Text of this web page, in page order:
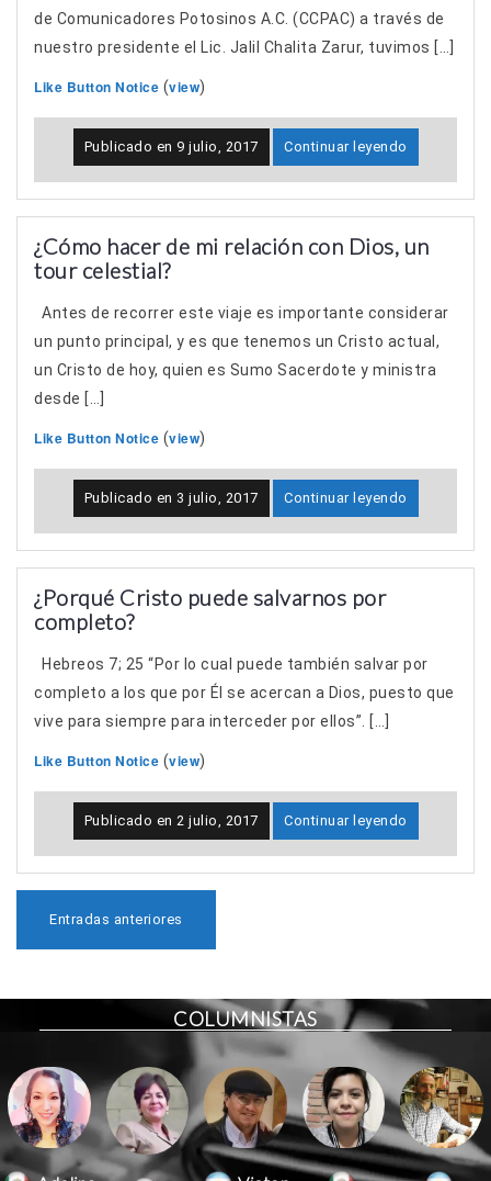
de Comunicadores Potosinos A.C. (CCPAC) a través de
nuestro presidente el Lic. Jalil Chalita Zarur, tuvimos […]
Like Button Notice (view)
Publicado en 9 julio, 2017 Continuar leyendo
¿Cómo hacer de mi relación con Dios, un
tour celestial?
Antes de recorrer este viaje es importante considerar
un punto principal, y es que tenemos un Cristo actual,
un Cristo de hoy, quien es Sumo Sacerdote y ministra
desde […]
Like Button Notice (view)
Publicado en 3 julio, 2017 Continuar leyendo
¿Porqué Cristo puede salvarnos por
completo?
Hebreos 7; 25 “Por lo cual puede también salvar por
completo a los que por Él se acercan a Dios, puesto que
vive para siempre para interceder por ellos”. […]
Like Button Notice (view)
Publicado en 2 julio, 2017 Continuar leyendo
g
i
ó
n
d
e
e
Entradas anteriores
COLUMNISTAS